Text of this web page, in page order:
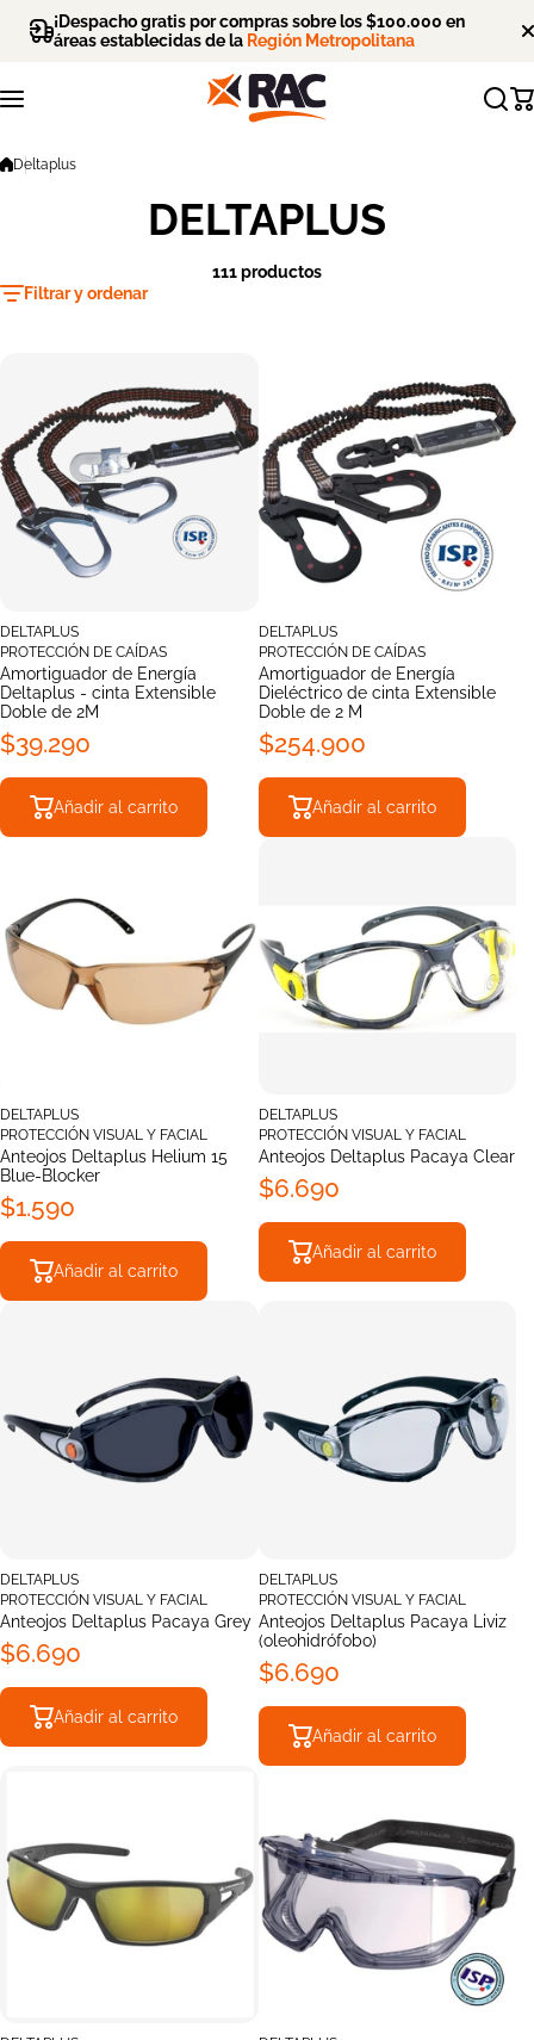
Saltar al contenido
¡Despacho gratis por compras sobre los $100.000 en
áreas establecidas de la Región Metropolitana
Deltaplus
DELTAPLUS
Filtrar y ordenar
111 productos
DELTAPLUS
PROTECCIÓN DE CAÍDAS
Amortiguador de Energía
Deltaplus - cinta Extensible
Doble de 2M
$39.290
Añadir al carrito
DELTAPLUS
PROTECCIÓN DE CAÍDAS
Amortiguador de Energía
Dieléctrico de cinta Extensible
Doble de 2 M
$254.900
Añadir al carrito
DELTAPLUS
PROTECCIÓN VISUAL Y FACIAL
Anteojos Deltaplus Helium 15
Blue-Blocker
$1.590
Añadir al carrito
DELTAPLUS
PROTECCIÓN VISUAL Y FACIAL
Anteojos Deltaplus Pacaya Clear
$6.690
Añadir al carrito
DELTAPLUS
PROTECCIÓN VISUAL Y FACIAL
Anteojos Deltaplus Pacaya Grey
$6.690
Añadir al carrito
DELTAPLUS
PROTECCIÓN VISUAL Y FACIAL
Anteojos Deltaplus Pacaya Liviz
(oleohidrófobo)
$6.690
Añadir al carrito